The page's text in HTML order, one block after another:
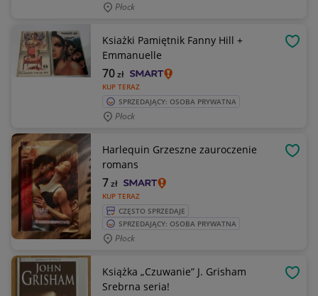
Płock
Ksiażki Pamiętnik Fanny Hill +
Emmanuelle
KUP TERAZ
70zł
SPRZEDAJĄCY: OSOBA PRYWATNA
Płock
Harlequin Grzeszne zauroczenie
romans
KUP TERAZ
7zł
CZĘSTO SPRZEDAJE
SPRZEDAJĄCY: OSOBA PRYWATNA
Płock
Książka „Czuwanie” J. Grisham
Srebrna seria!